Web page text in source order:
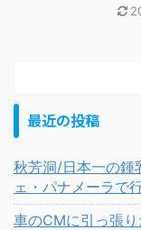
最近の投稿
秋芳洞/日本一の鍾
ェ・パナメーラで
車のCMに引っ張